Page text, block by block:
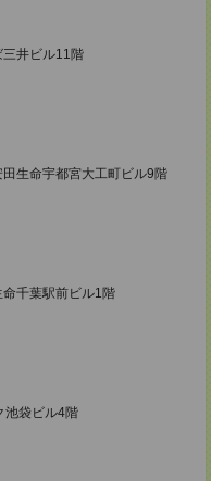
井ビル11階
生命宇都宮大工町ビル9階
千葉駅前ビル1階
袋ビル4階